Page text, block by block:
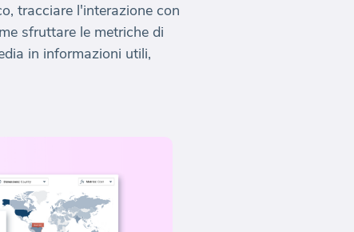
tracciare l'interazione con
sfruttare le metriche di
in informazioni utili,